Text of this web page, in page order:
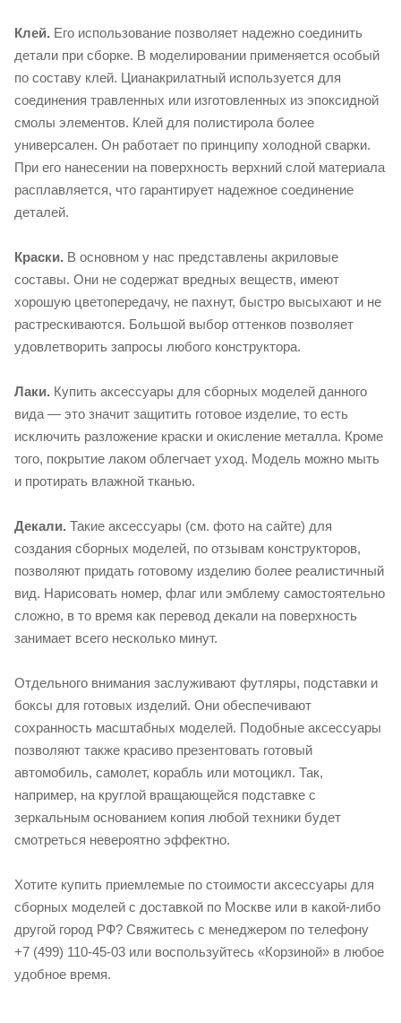
Клей. Его использование позволяет надежно соединить
детали при сборке. В моделировании применяется особый
по составу клей. Цианакрилатный используется для
соединения травленных или изготовленных из эпоксидной
смолы элементов. Клей для полистирола более
универсален. Он работает по принципу холодной сварки.
При его нанесении на поверхность верхний слой материала
расплавляется, что гарантирует надежное соединение
деталей.
Краски. В основном у нас представлены акриловые
составы. Они не содержат вредных веществ, имеют
хорошую цветопередачу, не пахнут, быстро высыхают и не
растрескиваются. Большой выбор оттенков позволяет
удовлетворить запросы любого конструктора.
Лаки. Купить аксессуары для сборных моделей данного
вида — это значит защитить готовое изделие, то есть
исключить разложение краски и окисление металла. Кроме
того, покрытие лаком облегчает уход. Модель можно мыть
и протирать влажной тканью.
Декали. Такие аксессуары (см. фото на сайте) для
создания сборных моделей, по отзывам конструкторов,
позволяют придать готовому изделию более реалистичный
вид. Нарисовать номер, флаг или эмблему самостоятельно
сложно, в то время как перевод декали на поверхность
занимает всего несколько минут.
Отдельного внимания заслуживают футляры, подставки и
боксы для готовых изделий. Они обеспечивают
сохранность масштабных моделей. Подобные аксессуары
позволяют также красиво презентовать готовый
автомобиль, самолет, корабль или мотоцикл. Так,
например, на круглой вращающейся подставке с
зеркальным основанием копия любой техники будет
смотреться невероятно эффектно.
Хотите купить приемлемые по стоимости аксессуары для
сборных моделей с доставкой по Москве или в какой-либо
другой город РФ? Свяжитесь с менеджером по телефону
+7 (499) 110-45-03 или воспользуйтесь «Корзиной» в любое
удобное время.